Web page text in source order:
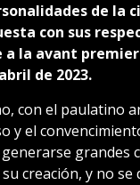
de la
con sus
la avant
de 2023.
con el paulatino
y el
grandes
creación, y no